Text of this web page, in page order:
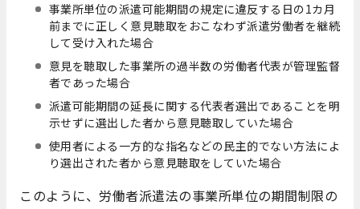
事業所単位の派遣可能期間の規定に違反する日の1カ月
前までに正しく意見聴取をおこなわず派遣労働者を継続
して受け入れた場合
意見を聴取した事業所の過半数の労働者代表が管理監督
者であった場合
派遣可能期間の延長に関する代表者選出であることを明
示せずに選出した者から意見聴取していた場合
使用者による一方的な指名などの民主的でない方法によ
り選出された者から意見聴取をしていた場合
このように、労働者派遣法の事業所単位の期間制限の